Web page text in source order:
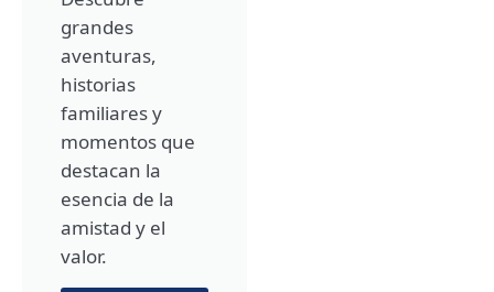
grandes
aventuras,
historias
familiares y
momentos que
destacan la
esencia de la
amistad y el
valor.